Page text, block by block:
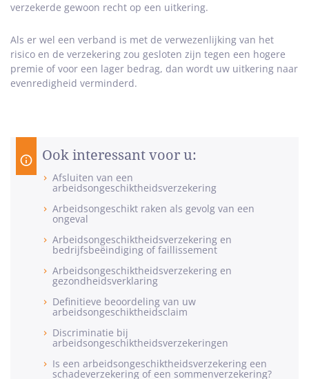
verzekerde gewoon recht op een uitkering.
Als er wel een verband is met de verwezenlijking van het
risico en de verzekering zou gesloten zijn tegen een hogere
premie of voor een lager bedrag, dan wordt uw uitkering naar
evenredigheid verminderd.
Ook interessant voor u:
Afsluiten van een
arbeidsongeschiktheidsverzekering
Arbeidsongeschikt raken als gevolg van een
ongeval
Arbeidsongeschiktheidsverzekering en
bedrijfsbeëindiging of faillissement
Arbeidsongeschiktheidsverzekering en
gezondheidsverklaring
Definitieve beoordeling van uw
arbeidsongeschiktheidsclaim
Discriminatie bij
arbeidsongeschiktheidsverzekeringen
Is een arbeidsongeschiktheidsverzekering een
schadeverzekering of een sommenverzekering?